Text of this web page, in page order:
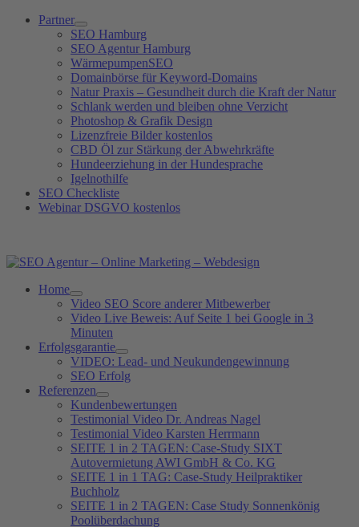
Zum
Partner
SEO Hamburg
SEO Agentur Hamburg
WärmepumpenSEO
Domainbörse für Keyword-Domains
Natur Praxis – Gesundheit durch die Kraft der Natur
Schlank werden und bleiben ohne Verzicht
Photoshop & Grafik Design
Lizenzfreie Bilder kostenlos
CBD Öl zur Stärkung der Abwehrkräfte
Hundeerziehung in der Hundesprache
Igelnothilfe
SEO Checkliste
Webinar DSGVO kostenlos
Home
Video SEO Score anderer Mitbewerber
Video Live Beweis: Auf Seite 1 bei Google in 3
Minuten
Erfolgsgarantie
VIDEO: Lead- und Neukundengewinnung
SEO Erfolg
Referenzen
Kundenbewertungen
Testimonial Video Dr. Andreas Nagel
Testimonial Video Karsten Herrmann
SEITE 1 in 2 TAGEN: Case-Study SIXT
Autovermietung AWI GmbH & Co. KG
SEITE 1 in 1 TAG: Case-Study Heilpraktiker
Buchholz
SEITE 1 in 2 TAGEN: Case Study Sonnenkönig
Poolüberdachung